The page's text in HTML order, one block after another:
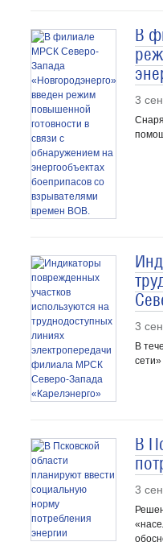
В
3
3
В
В
3